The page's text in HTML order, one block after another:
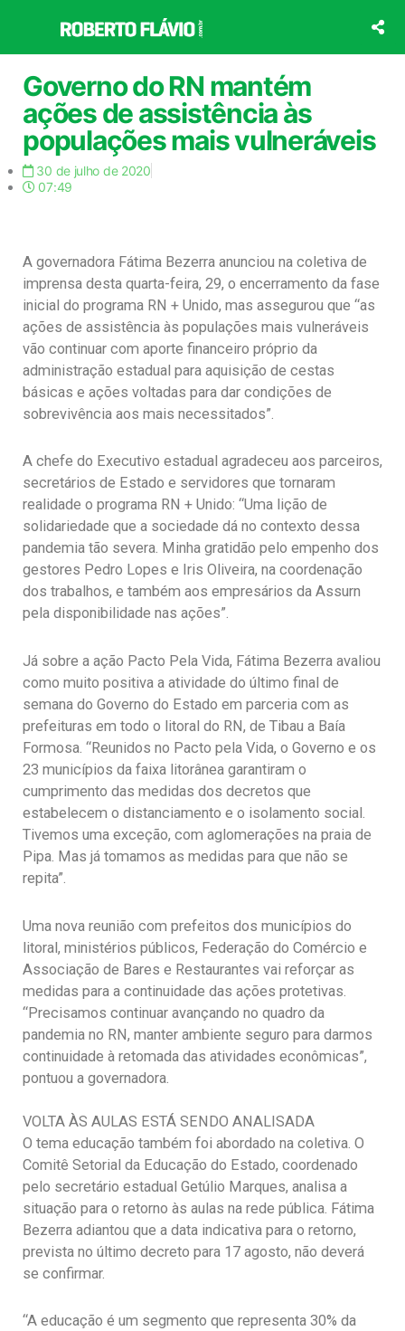
o
conteúdo
Governo do RN mantém
ações de assistência às
populações mais vulneráveis
30 de julho de 2020
07:49
A governadora Fátima Bezerra anunciou na coletiva de
imprensa desta quarta-feira, 29, o encerramento da fase
inicial do programa RN + Unido, mas assegurou que “as
ações de assistência às populações mais vulneráveis
vão continuar com aporte financeiro próprio da
administração estadual para aquisição de cestas
básicas e ações voltadas para dar condições de
sobrevivência aos mais necessitados”.
A chefe do Executivo estadual agradeceu aos parceiros,
secretários de Estado e servidores que tornaram
realidade o programa RN + Unido: “Uma lição de
solidariedade que a sociedade dá no contexto dessa
pandemia tão severa. Minha gratidão pelo empenho dos
gestores Pedro Lopes e Iris Oliveira, na coordenação
dos trabalhos, e também aos empresários da Assurn
pela disponibilidade nas ações”.
Já sobre a ação Pacto Pela Vida, Fátima Bezerra avaliou
como muito positiva a atividade do último final de
semana do Governo do Estado em parceria com as
prefeituras em todo o litoral do RN, de Tibau a Baía
Formosa. “Reunidos no Pacto pela Vida, o Governo e os
23 municípios da faixa litorânea garantiram o
cumprimento das medidas dos decretos que
estabelecem o distanciamento e o isolamento social.
Tivemos uma exceção, com aglomerações na praia de
Pipa. Mas já tomamos as medidas para que não se
repita”.
Uma nova reunião com prefeitos dos municípios do
litoral, ministérios públicos, Federação do Comércio e
Associação de Bares e Restaurantes vai reforçar as
medidas para a continuidade das ações protetivas.
“Precisamos continuar avançando no quadro da
pandemia no RN, manter ambiente seguro para darmos
continuidade à retomada das atividades econômicas”,
pontuou a governadora.
VOLTA ÀS AULAS ESTÁ SENDO ANALISADA
O tema educação também foi abordado na coletiva. O
Comitê Setorial da Educação do Estado, coordenado
pelo secretário estadual Getúlio Marques, analisa a
situação para o retorno às aulas na rede pública. Fátima
Bezerra adiantou que a data indicativa para o retorno,
prevista no último decreto para 17 agosto, não deverá
se confirmar.
“A educação é um segmento que representa 30% da